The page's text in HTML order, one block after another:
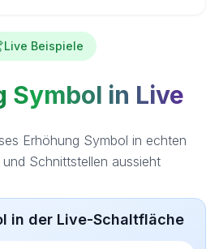
Live Beispiele
Symbol in Live
Erhöhung Symbol in echten
Schnittstellen aussieht
in der Live-Schaltfläche